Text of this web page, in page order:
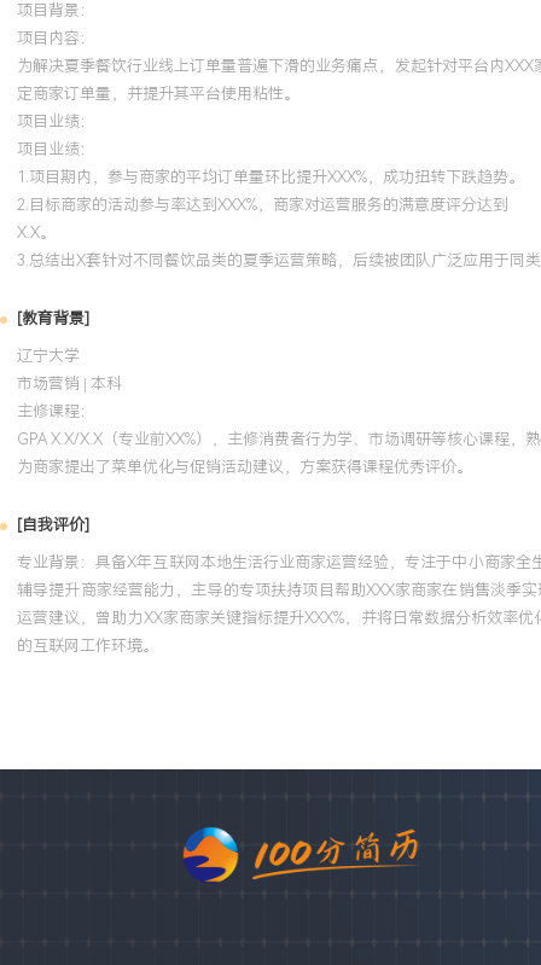
项目背景：
项目内容：
为解决夏季餐饮行业线上订单量普遍下滑的业务痛点，发起针对平台内
定商家订单量，并提升其平台使用粘性。
项目业绩：
项目业绩：
1.项目期内，参与商家的平均订单量环比提升XXX%，成功扭转下跌趋势。
2.目标商家的活动参与率达到XXX%，商家对运营服务的满意度评分达到
X.X。
3.总结出X套针对不同餐饮品类的夏季运营策略，后续被团队广泛应用于同
[教育背景]
辽宁大学
市场营销 | 本科
主修课程：
GPA X.X/X.X（专业前XX%），主修消费者行为学、市场调研等核心课程
为商家提出了菜单优化与促销活动建议，方案获得课程优秀评价。
[自我评价]
专业背景：具备X年互联网本地生活行业商家运营经验，专注于中小商家
辅导提升商家经营能力，主导的专项扶持项目帮助XXX家商家在销售淡季
运营建议，曾助力XX家商家关键指标提升XXX%，并将日常数据分析效率
的互联网工作环境。